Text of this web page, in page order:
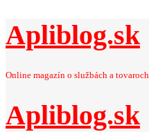
Apliblog.sk
Online magazín o službách a tovaroch
Apliblog.sk